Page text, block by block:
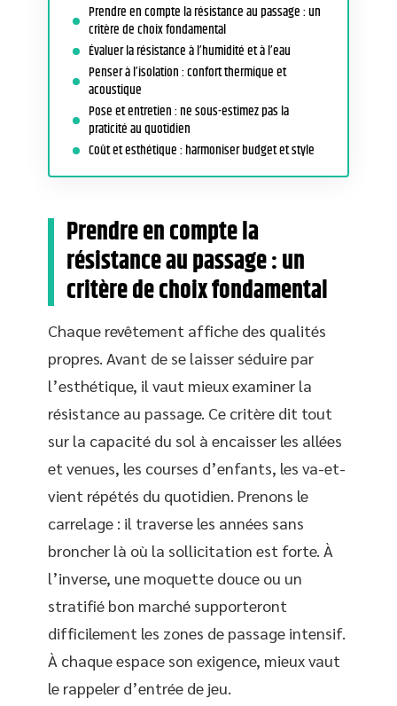
Prendre en compte la résistance au passage : un
critère de choix fondamental
Évaluer la résistance à l’humidité et à l’eau
Penser à l’isolation : confort thermique et
acoustique
Pose et entretien : ne sous-estimez pas la
praticité au quotidien
Coût et esthétique : harmoniser budget et style
Prendre en compte la
résistance au passage : un
critère de choix fondamental
Chaque revêtement affiche des qualités
propres. Avant de se laisser séduire par
l’esthétique, il vaut mieux examiner la
résistance au passage. Ce critère dit tout
sur la capacité du sol à encaisser les allées
et venues, les courses d’enfants, les va-et-
vient répétés du quotidien. Prenons le
carrelage : il traverse les années sans
broncher là où la sollicitation est forte. À
l’inverse, une moquette douce ou un
stratifié bon marché supporteront
difficilement les zones de passage intensif.
À chaque espace son exigence, mieux vaut
le rappeler d’entrée de jeu.